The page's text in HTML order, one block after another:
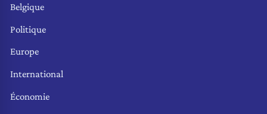
Belgique
Politique
Europe
International
Économie